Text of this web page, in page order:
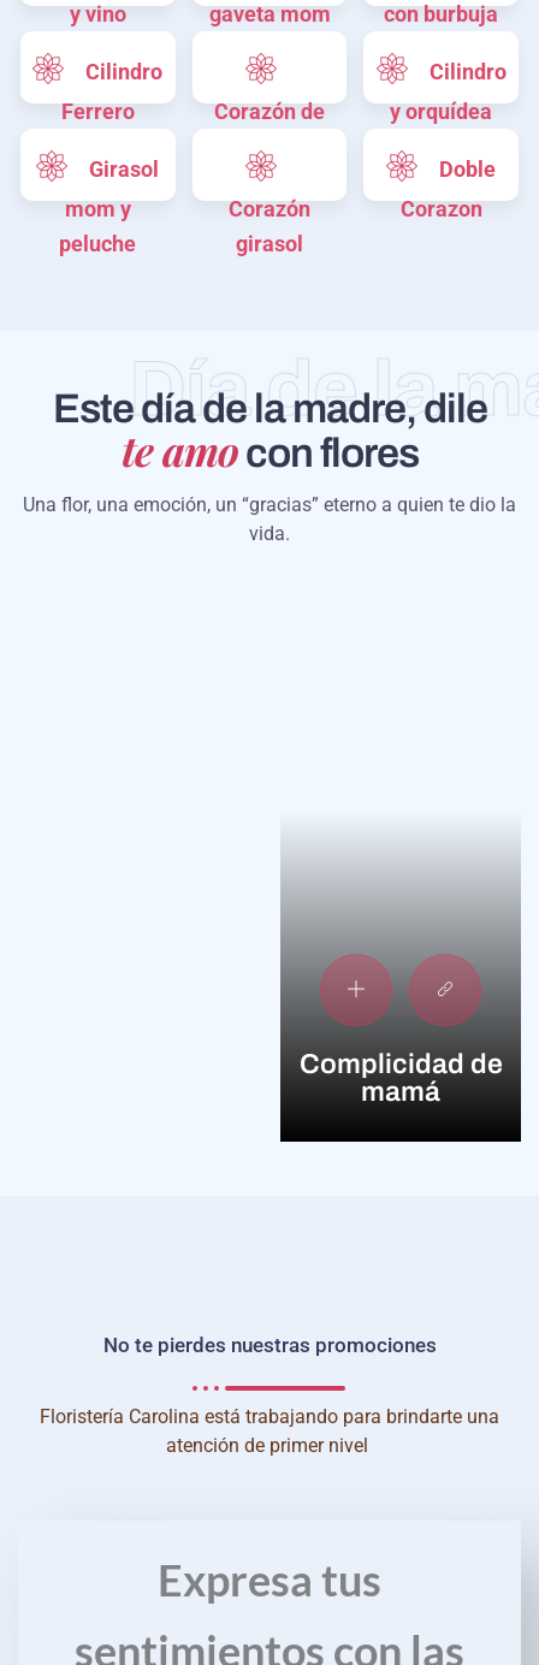
y vino
gaveta mom
con burbuja
Cilindro
Ferrero
Corazón de
rosas
Cilindro
y orquídea
Girasol
mom y
peluche
Corazón
girasol
Doble
Corazon
Día de la
Este día de la madre, dile
te amocon flores
Una flor, una emoción, un “gracias” eterno a quien te dio la
vida.
Complicidad de
mamá
No te pierdes nuestras promociones
Floristería Carolina está trabajando para brindarte una
atención de primer nivel
Expresa tus
sentimientos con las